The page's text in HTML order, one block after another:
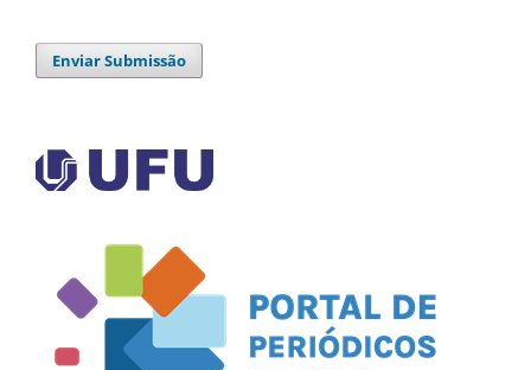
Enviar Submissão